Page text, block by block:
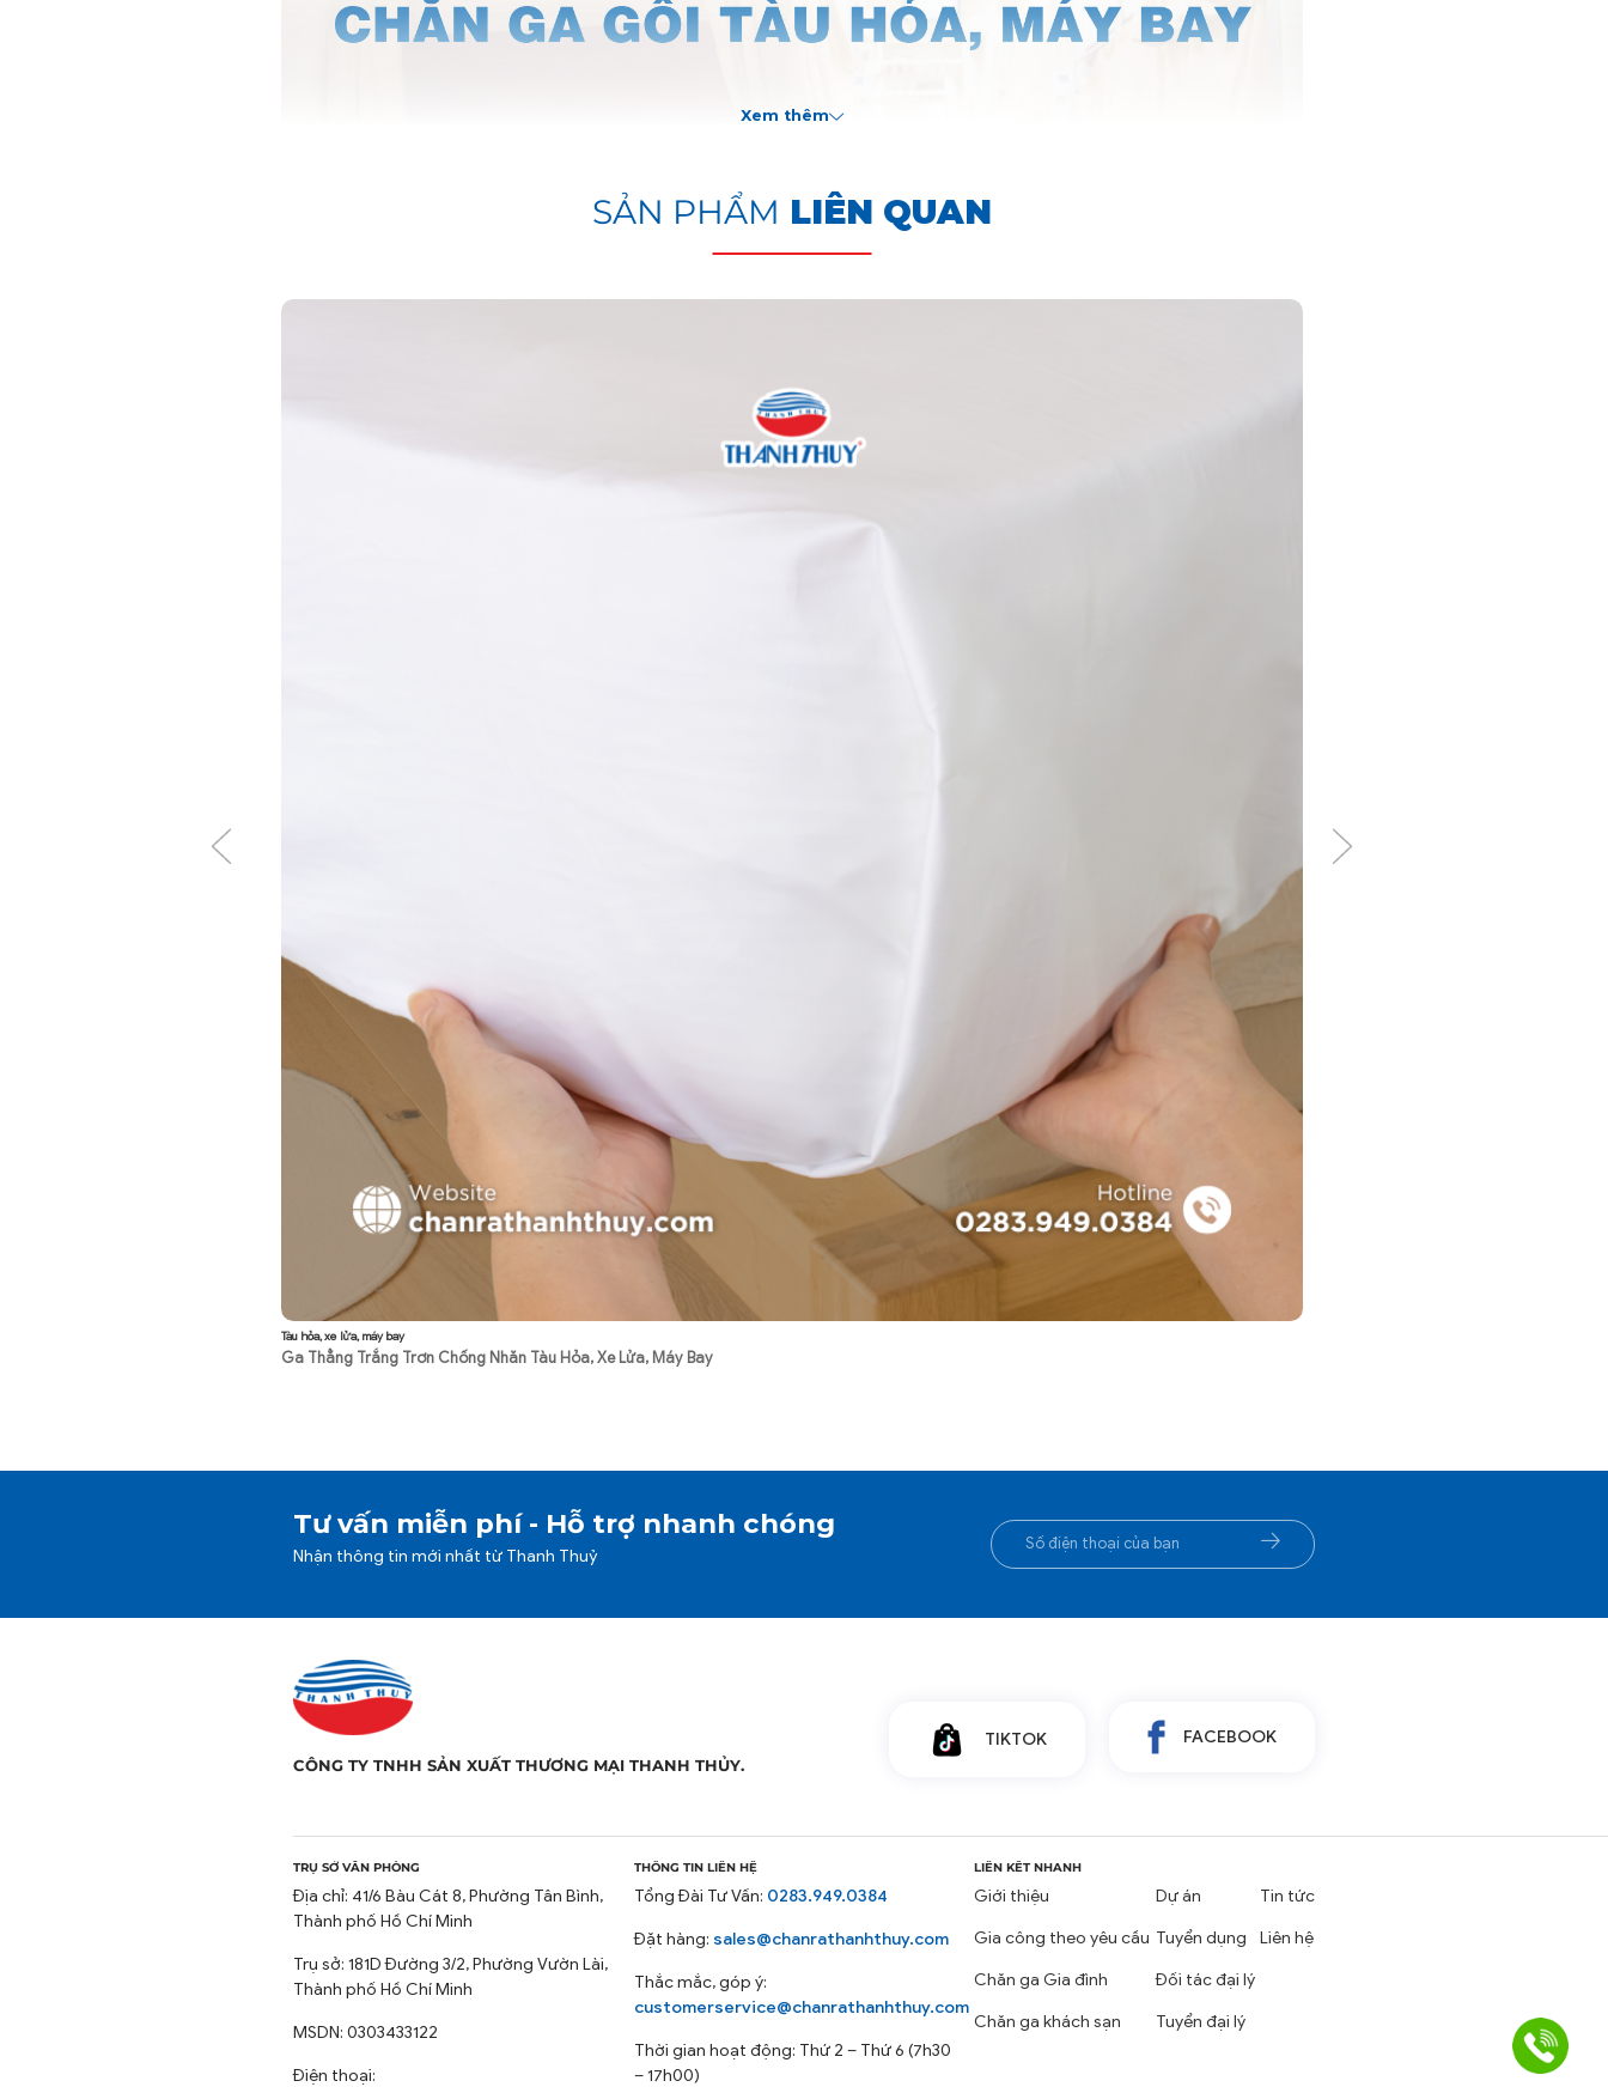
Đảm Bảo Vệ Sinh & Độ Bền: Môi trường vận tải yêu cầu cao về vệ sinh. Ruột gối dễ dàng vệ sinh, có khả năng
kháng khuẩn, cùng độ bền cao là yếu tố thiết yếu giúp duy trì chất lượng sản phẩm qua nhiều lần sử dụng và giặt
Xem thêm
SẢN PHẨM LIÊN QUAN
Tàu hỏa, xe lửa, máy bay
Ga Thẳng Trắng Trơn Chống Nhăn Tàu Hỏa, Xe Lửa, Máy Bay
Tư vấn miễn phí - Hỗ trợ nhanh chóng
Nhận thông tin mới nhất từ Thanh Thuỷ
CÔNG TY TNHH SẢN XUẤT THƯƠNG MẠI THANH THỦY.
TIKTOK FACEBOOK
TRỤ SỞ VĂN PHÒNG
Địa chỉ: 41/6 Bàu Cát 8, Phường Tân Bình,
Thành phố Hồ Chí Minh
Trụ sở: 181D Đường 3/2, Phường Vườn Lài,
Thành phố Hồ Chí Minh
MSDN: 0303433122
Điện thoại:
THÔNG TIN LIÊN HỆ
Tổng Đài Tư Vấn: 0283.949.0384
Đặt hàng: sales@chanrathanhthuy.com
Thắc mắc, góp ý:
customerservice@chanrathanhthuy.com
Thời gian hoạt động: Thứ 2 – Thứ 6 (7h30
– 17h00)
LIÊN KẾT NHANH
Giới thiệu
Gia công theo yêu cầu
Chăn ga Gia đình
Chăn ga khách sạn
Dự án
Tuyển dụng
Đối tác đại lý
Tuyển đại lý
Tin tức
Liên hệ